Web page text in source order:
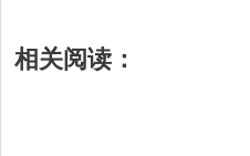
相关阅读：